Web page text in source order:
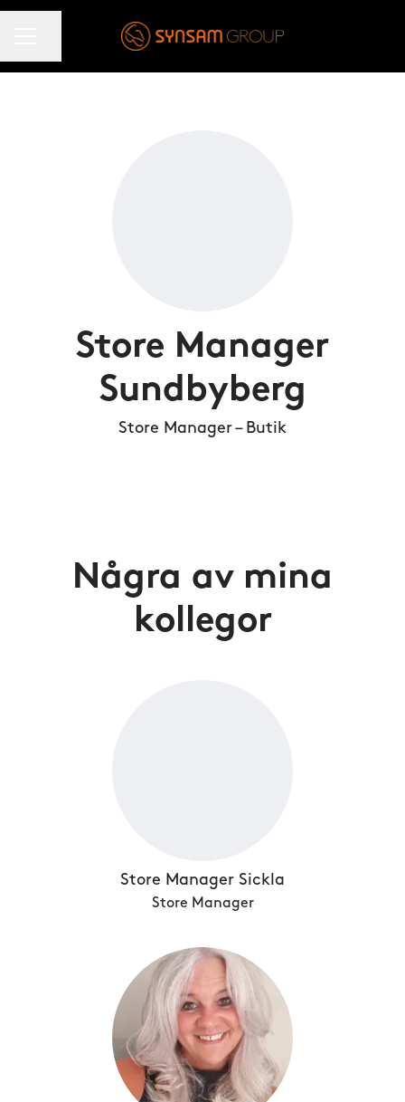
Store Manager
Sundbyberg
Store Manager – Butik
Några av mina
kollegor
Store Manager Sickla
Store Manager